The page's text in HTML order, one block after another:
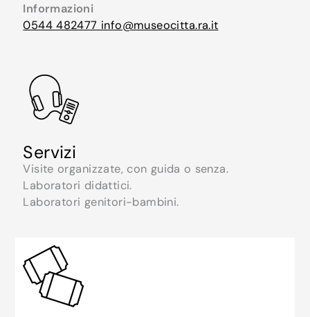
Informazioni
0544 482477 info@museocitta.ra.it
Servizi
Visite organizzate, con guida o senza.
Laboratori didattici.
Laboratori genitori-bambini.